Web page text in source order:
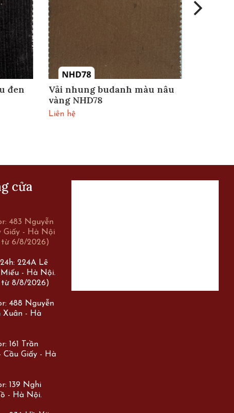
đen
Vải nhung budanh màu nâu
vàng NHD78
Liên hệ
cửa
483 Nguyễn
Giấy - Hà Nội
6/8/2026)
224A Lê
- Hà Nội.
8/8/2026)
488 Nguyễn
Xuân - Hà
161 Trần
Giấy - Hà
139 Nghi
- Hà Nội.